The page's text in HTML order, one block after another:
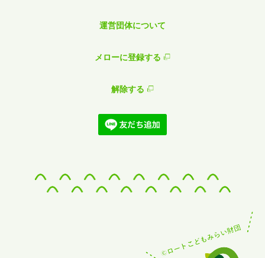
運営団体について
メローに登録する
解除する